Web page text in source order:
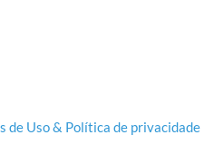
de Uso & Política de privacidade